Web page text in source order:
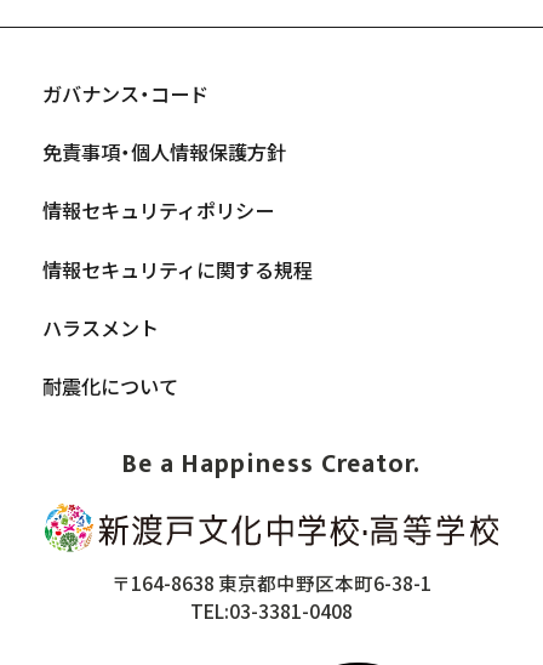
Be a Happiness Creator.
〒164-8638 東京都中野区本町6-38-1
TEL:03-3381-0408
ガバナンス・コード
免責事項・個人情報保護方針
情報セキュリティポリシー
情報セキュリティに関する規程
ハラスメント
耐震化について